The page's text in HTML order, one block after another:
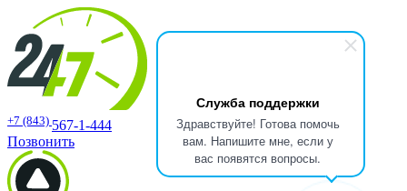
Служба поддержки
Здравствуйте! Готова помочь
вам. Напишите мне, если у
вас появятся вопросы.
+7 (843) 567-1-444
Позвонить